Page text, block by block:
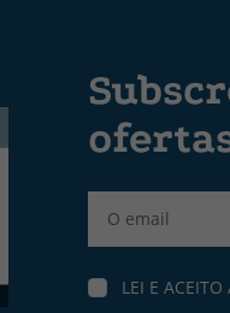
LEI E ACEITO